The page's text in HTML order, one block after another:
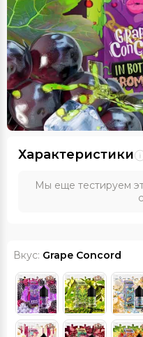
Характеристики
Мы еще тестируем
Вкус: Grape Concord